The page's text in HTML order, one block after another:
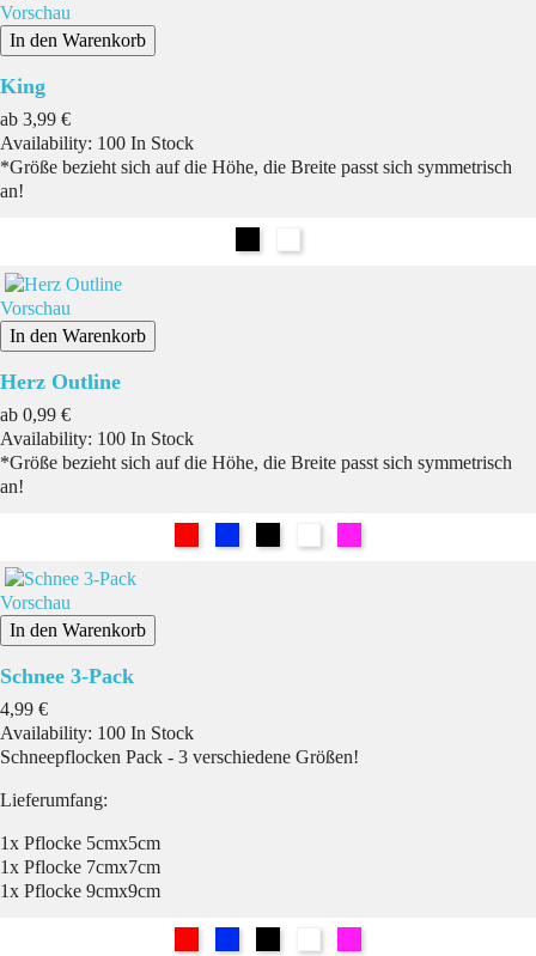
Vorschau
In den Warenkorb
King
ab Preis
3,99 €
Availability: 100 In Stock
*Größe bezieht sich auf die Höhe, die Breite passt sich symmetrisch
an!
Vorschau
In den Warenkorb
Herz Outline
ab Preis
0,99 €
Availability: 100 In Stock
*Größe bezieht sich auf die Höhe, die Breite passt sich symmetrisch
an!
Vorschau
In den Warenkorb
Schnee 3-Pack
Preis
4,99 €
Availability: 100 In Stock
Schneepflocken Pack - 3 verschiedene Größen!
Lieferumfang:
1x Pflocke 5cmx5cm
1x Pflocke 7cmx7cm
1x Pflocke 9cmx9cm